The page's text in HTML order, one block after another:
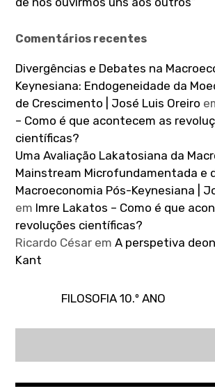
Comentários recentes
Divergências e Debates na
Keynesiana: Endogeneidade da
de Crescimento | José Luis Oreiro
– Como é que acontecem as
científicas?
Uma Avaliação Lakatosiana da
Mainstream Microfundamentada e
Macroeconomia Pós-Keynesiana |
em Imre Lakatos – Como é que
revoluções científicas?
Ricardo César emA perspetiva
Kant
FILOSOFIA 10.º ANO